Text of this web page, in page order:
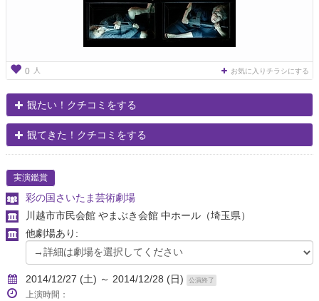
0 人 お気に入りチラシにする
観たい！クチコミをする
観てきた！クチコミをする
実演鑑賞
彩の国さいたま芸術劇場
川越市市民会館 やまぶき会館 中ホール （埼玉県）
他劇場あり:
2014/12/27 (土) ～ 2014/12/28 (日) 公演終了
上演時間：